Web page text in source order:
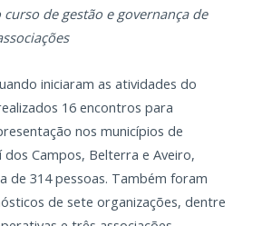
de gestão e governança de
iniciaram as atividades do
16 encontros para
nos municípios de
Campos, Belterra e Aveiro,
de 314 pessoas. Também foram
de sete organizações, dentre